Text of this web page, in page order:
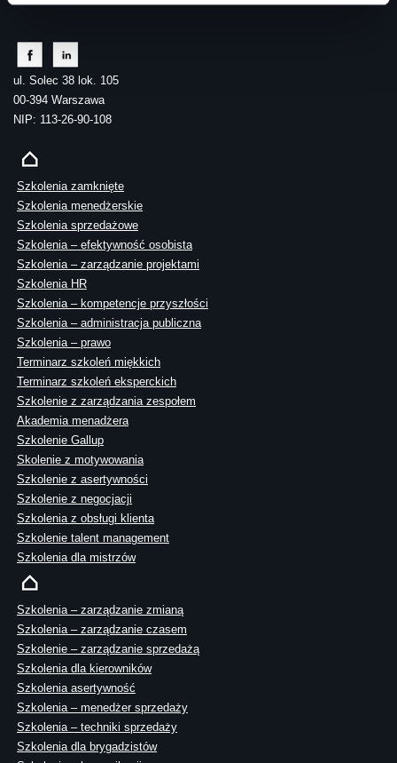
ul. Solec 38 lok. 105
00-394 Warszawa
NIP: 113-26-90-108
Szkolenia zamknięte
Szkolenia menedżerskie
Szkolenia sprzedażowe
Szkolenia – efektywność osobista
Szkolenia – zarządzanie projektami
Szkolenia HR
Szkolenia – kompetencje przyszłości
Szkolenia – administracja publiczna
Szkolenia – prawo
Terminarz szkoleń miękkich
Terminarz szkoleń eksperckich
Szkolenie z zarządzania zespołem
Akademia menadżera
Szkolenie Gallup
Skolenie z motywowania
Szkolenie z asertywności
Szkolenie z negocjacji
Szkolenia z obsługi klienta
Szkolenie talent management
Szkolenia dla mistrzów
Szkolenia – zarządzanie zmianą
Szkolenia – zarządzanie czasem
Szkolenie – zarządzanie sprzedażą
Szkolenia dla kierowników
Szkolenia asertywność
Szkolenia – menedżer sprzedaży
Szkolenia – techniki sprzedaży
Szkolenia dla brygadzistów